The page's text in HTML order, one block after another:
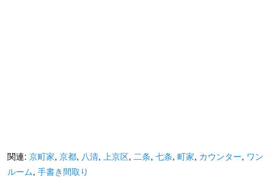
関連: 京町家, 京都, 八清, 上京区, 二条, 七条, 町家, カウンター, ワン
ルーム, 手書き間取り